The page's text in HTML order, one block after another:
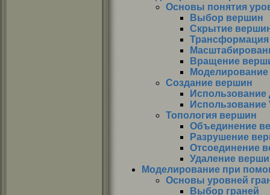
Основы понятия
Выбор вершин
Скрытие
Вращение
Создание вершин
Использование
Топология вершин
Объединение
Разрушение
Отсоединение
Удаление
Моделирование при
Основы уровней
Выбор граней